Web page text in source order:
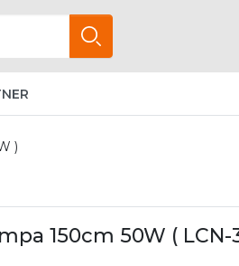
)
150cm 50W ( LCN-